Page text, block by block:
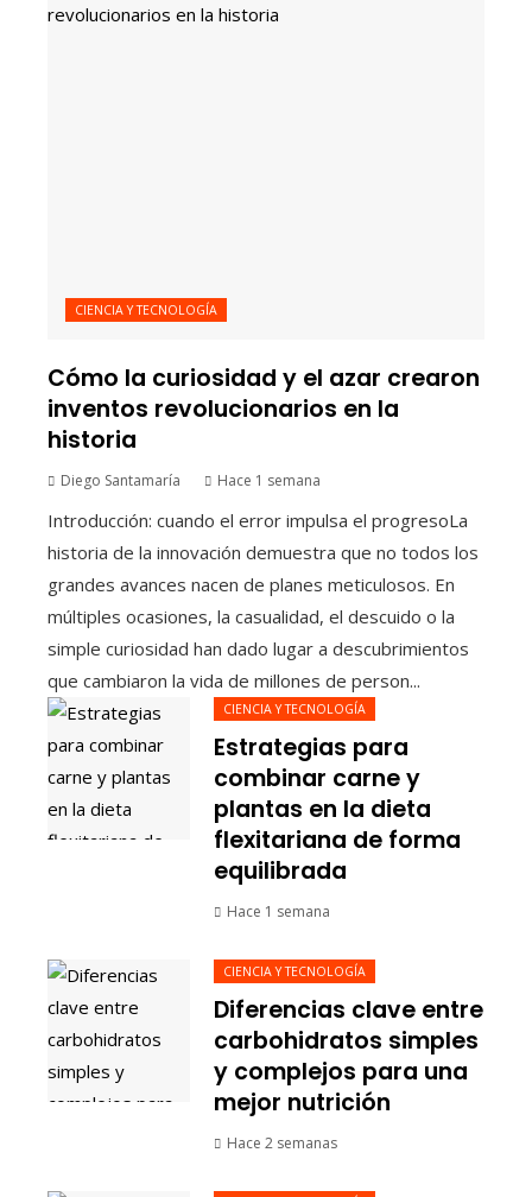
CIENCIA Y TECNOLOGÍA
Cómo la curiosidad y el azar crearon
inventos revolucionarios en la
historia
Diego Santamaría Hace 1 semana
Introducción: cuando el error impulsa el progresoLa
historia de la innovación demuestra que no todos los
grandes avances nacen de planes meticulosos. En
múltiples ocasiones, la casualidad, el descuido o la
simple curiosidad han dado lugar a descubrimientos
que cambiaron la vida de millones de person...
CIENCIA Y TECNOLOGÍA
Estrategias para
combinar carne y
plantas en la dieta
flexitariana de forma
equilibrada
Hace 1 semana
CIENCIA Y TECNOLOGÍA
Diferencias clave entre
carbohidratos simples
y complejos para una
mejor nutrición
Hace 2 semanas